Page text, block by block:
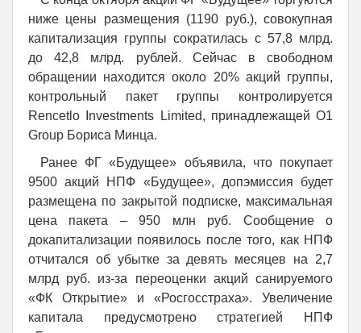
ниже цены размещения (1190 руб.), совокупная
капитализация группы сократилась с 57,8 млрд.
до 42,8 млрд. рублей. Сейчас в свободном
обращении находится около 20% акций группы,
контрольный пакет группы контролируется
Rencetlo Investments Limited, принадлежащей O1
Group Бориса Минца.
Ранее ФГ «Будущее» объявила, что покупает
9500 акций НПФ «Будущее», допэмиссия будет
размещена по закрытой подписке, максимальная
цена пакета – 950 млн руб. Сообщение о
докапитализации появилось после того, как НПФ
отчитался об убытке за девять месяцев на 2,7
млрд руб. из-за переоценки акций санируемого
«ФК Открытие» и «Росгосстраха». Увеличение
капитала предусмотрено стратегией НПФ